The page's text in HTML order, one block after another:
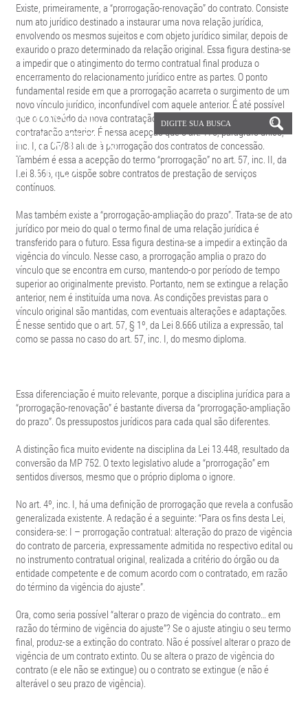
Existe, primeiramente, a “prorrogação-renovação” do contrato. Consiste
num ato jurídico destinado a instaurar uma nova relação jurídica,
envolvendo os mesmos sujeitos e com objeto jurídico similar, depois de
exaurido o prazo determinado da relação original. Essa figura destina-se
a impedir que o atingimento do termo contratual final produza o
encerramento do relacionamento jurídico entre as partes. O ponto
fundamental reside em que a prorrogação acarreta o surgimento de um
novo vínculo jurídico, inconfundível com aquele anterior. É até possível
que o conteúdo da nova contratação seja influenciado pelos dados da
contratação anterior. É nessa acepção que o art. 175, parágrafo único,
inc. I, da CF/88 alude à prorrogação dos contratos de concessão.
Também é essa a acepção do termo “prorrogação” no art. 57, inc. II, da
Lei 8.666, que dispõe sobre contratos de prestação de serviços
contínuos.
Mas também existe a “prorrogação-ampliação do prazo”. Trata-se de ato
jurídico por meio do qual o termo final de uma relação jurídica é
transferido para o futuro. Essa figura destina-se a impedir a extinção da
vigência do vínculo. Nesse caso, a prorrogação amplia o prazo do
vínculo que se encontra em curso, mantendo-o por período de tempo
superior ao originalmente previsto. Portanto, nem se extingue a relação
anterior, nem é instituída uma nova. As condições previstas para o
vínculo original são mantidas, com eventuais alterações e adaptações.
É nesse sentido que o art. 57, § 1º, da Lei 8.666 utiliza a expressão, tal
como se passa no caso do art. 57, inc. I, do mesmo diploma.
Essa diferenciação é muito relevante, porque a disciplina jurídica para a
“prorrogação-renovação” é bastante diversa da “prorrogação-ampliação
do prazo”. Os pressupostos jurídicos para cada qual são diferentes.
A distinção fica muito evidente na disciplina da Lei 13.448, resultado da
conversão da MP 752. O texto legislativo alude a “prorrogação” em
sentidos diversos, mesmo que o próprio diploma o ignore.
No art. 4º, inc. I, há uma definição de prorrogação que revela a confusão
generalizada existente. A redação é a seguinte: “Para os fins desta Lei,
considera-se: I – prorrogação contratual: alteração do prazo de vigência
do contrato de parceria, expressamente admitida no respectivo edital ou
no instrumento contratual original, realizada a critério do órgão ou da
entidade competente e de comum acordo com o contratado, em razão
do término da vigência do ajuste”.
Ora, como seria possível “alterar o prazo de vigência do contrato… em
razão do término de vigência do ajuste”? Se o ajuste atingiu o seu termo
final, produz-se a extinção do contrato. Não é possível alterar o prazo de
vigência de um contrato extinto. Ou se altera o prazo de vigência do
contrato (e ele não se extingue) ou o contrato se extingue (e não é
alterável o seu prazo de vigência).